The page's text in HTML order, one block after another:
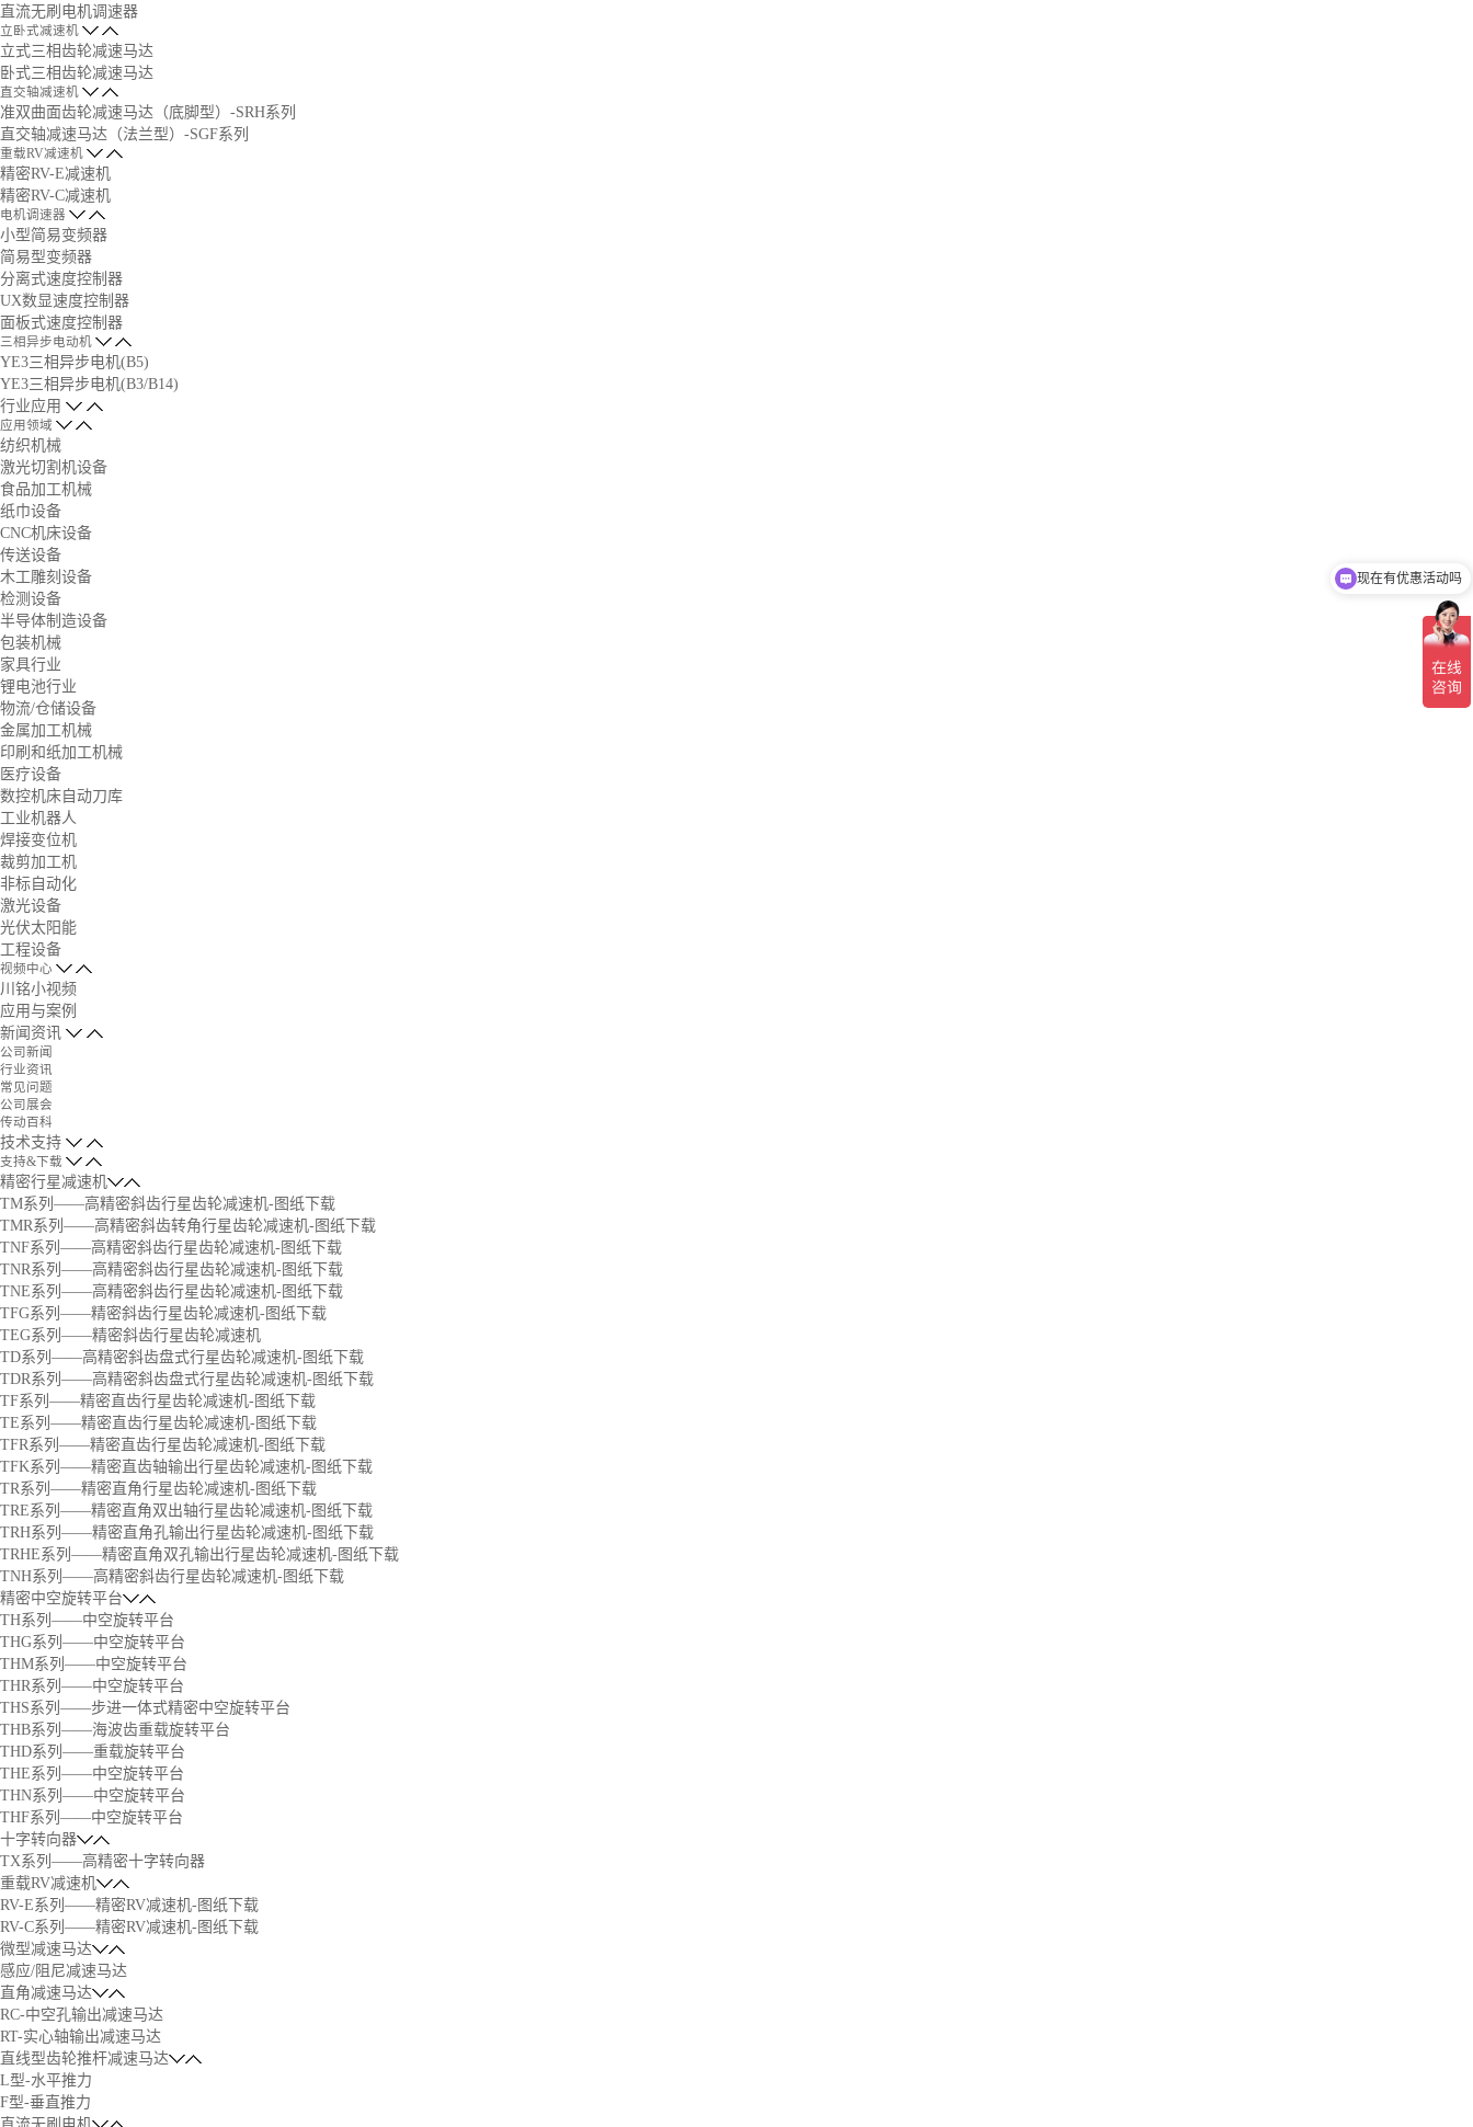
直流无刷电机调速器
立卧式减速机
立式三相齿轮减速马达
卧式三相齿轮减速马达
直交轴减速机
准双曲面齿轮减速马达（底脚型）-SRH系列
直交轴减速马达（法兰型）-SGF系列
重载RV减速机
精密RV-E减速机
精密RV-C减速机
电机调速器
小型简易变频器
简易型变频器
分离式速度控制器
UX数显速度控制器
面板式速度控制器
三相异步电动机
YE3三相异步电机(B5)
YE3三相异步电机(B3/B14)
行业应用
应用领域
纺织机械
激光切割机设备
食品加工机械
纸巾设备
CNC机床设备
传送设备
木工雕刻设备
检测设备
半导体制造设备
包装机械
家具行业
锂电池行业
物流/仓储设备
金属加工机械
印刷和纸加工机械
医疗设备
数控机床自动刀库
工业机器人
焊接变位机
裁剪加工机
非标自动化
激光设备
光伏太阳能
工程设备
视频中心
川铭小视频
应用与案例
新闻资讯
公司新闻
行业资讯
常见问题
公司展会
传动百科
技术支持
支持&下载
精密行星减速机
TM系列——高精密斜齿行星齿轮减速机-图纸下载
TMR系列——高精密斜齿转角行星齿轮减速机-图纸下载
TNF系列——高精密斜齿行星齿轮减速机-图纸下载
TNR系列——高精密斜齿行星齿轮减速机-图纸下载
TNE系列——高精密斜齿行星齿轮减速机-图纸下载
TFG系列——精密斜齿行星齿轮减速机-图纸下载
TEG系列——精密斜齿行星齿轮减速机
TD系列——高精密斜齿盘式行星齿轮减速机-图纸下载
TDR系列——高精密斜齿盘式行星齿轮减速机-图纸下载
TF系列——精密直齿行星齿轮减速机-图纸下载
TE系列——精密直齿行星齿轮减速机-图纸下载
TFR系列——精密直齿行星齿轮减速机-图纸下载
TFK系列——精密直齿轴输出行星齿轮减速机-图纸下载
TR系列——精密直角行星齿轮减速机-图纸下载
TRE系列——精密直角双出轴行星齿轮减速机-图纸下载
TRH系列——精密直角孔输出行星齿轮减速机-图纸下载
TRHE系列——精密直角双孔输出行星齿轮减速机-图纸下载
TNH系列——高精密斜齿行星齿轮减速机-图纸下载
精密中空旋转平台
TH系列——中空旋转平台
THG系列——中空旋转平台
THM系列——中空旋转平台
THR系列——中空旋转平台
THS系列——步进一体式精密中空旋转平台
THB系列——海波齿重载旋转平台
THD系列——重载旋转平台
THE系列——中空旋转平台
THN系列——中空旋转平台
THF系列——中空旋转平台
十字转向器
TX系列——高精密十字转向器
重载RV减速机
RV-E系列——精密RV减速机-图纸下载
RV-C系列——精密RV减速机-图纸下载
微型减速马达
感应/阻尼减速马达
直角减速马达
RC-中空孔输出减速马达
RT-实心轴输出减速马达
直线型齿轮推杆减速马达
L型-水平推力
F型-垂直推力
现在有优惠活动吗